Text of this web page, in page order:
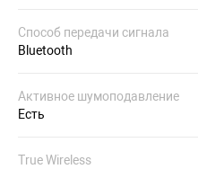
Способ передачи сигнала
Bluetooth
Активное шумоподавление
Есть
True Wireless